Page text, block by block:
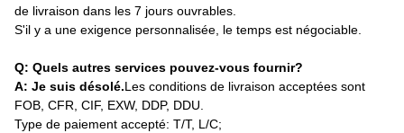
de livraison dans les 7 jours ouvrables.
S'il y a une exigence personnalisée, le temps est négociable.
Q: Quels autres services pouvez-vous fournir?
A: Je suis désolé.Les conditions de livraison acceptées sont
FOB, CFR, CIF, EXW, DDP, DDU.
Type de paiement accepté: T/T, L/C;